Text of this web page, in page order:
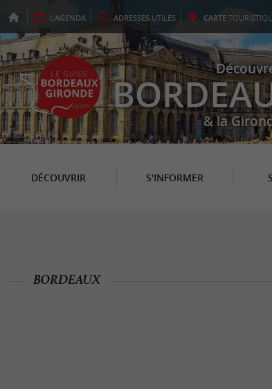
L'AGENDA ADRESSES UTILES CARTE
& la
DÉCOUVRIR S'INFORMER
BORDEAUX